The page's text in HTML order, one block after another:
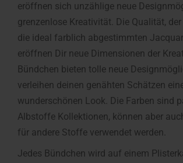
eröffnen sich unzählige neue
grenzenlose Kreativität. Die Qualität,
die ideal farblich abgestimmten
eröffnen Dir neue Dimensionen der
Bündchen bieten tolle neue
verleihen deinen genähten Schätzen
wunderschönen Look. Die Farben sind
Albstoffe Kollektionen, können aber
für andere Stoffe verwendet werden.
Jedes Bündchen wird auf einem